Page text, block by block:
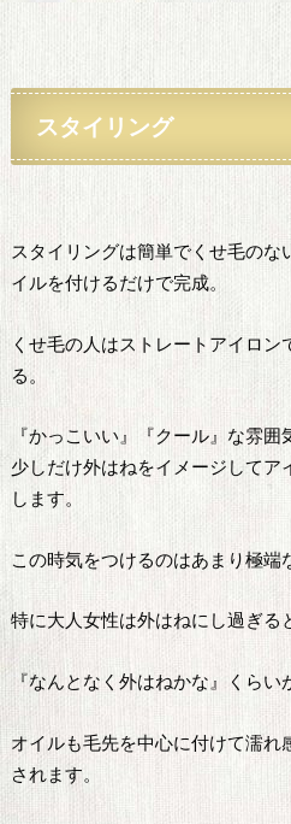
スタイリング
スタイリングは簡単でくせ毛のな
イルを付けるだけで完成。
くせ毛の人はストレートアイロ
る。
『かっこいい』『クール』な雰
少しだけ外はねをイメージしてア
します。
この時気をつけるのはあまり極端
特に大人女性は外はねにし過ぎる
『なんとなく外はねかな』くらい
オイルも毛先を中心に付けて濡れ
されます。